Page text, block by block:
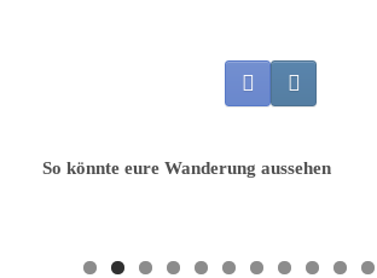
So könnte eure Wanderung aussehen